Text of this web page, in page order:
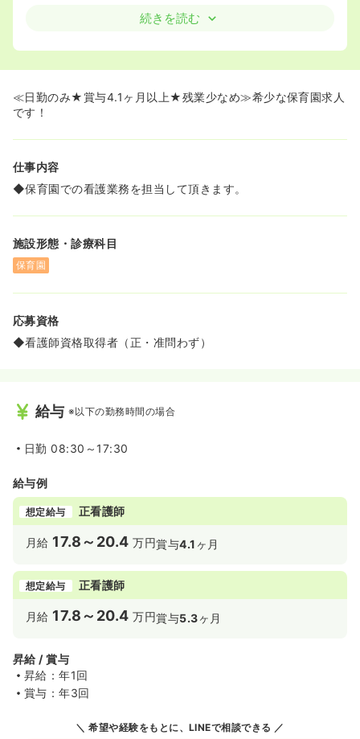
続きを読む
≪日勤のみ★賞与4.1ヶ月以上★残業少なめ≫希少な保育園求人
です！
仕事内容
◆保育園での看護業務を担当して頂きます。
施設形態・診療科目
保育園
応募資格
◆看護師資格取得者（正・准問わず）
給与 ※以下の勤務時間の場合
日勤 08:30～17:30
給与例
想定給与 正看護師
月給 17.8～20.4 万円賞与4.1 ヶ月
想定給与 正看護師
月給 17.8～20.4 万円賞与5.3ヶ月
昇給 / 賞与
昇給：年1回
賞与：年3回
希望や経験をもとに、LINEで相談できる